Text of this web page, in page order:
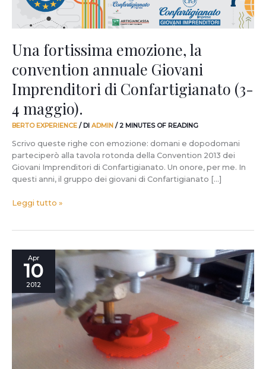
Una fortissima emozione, la
convention annuale Giovani
Imprenditori di Confartigianato (3-
4 maggio).
BERTO EXPERIENCE / DI ADMIN /2 MINUTES OF READING
Scrivo queste righe con emozione: domani e dopodomani
parteciperò alla tavola rotonda della Convention 2013 dei
Giovani Imprenditori di Confartigianato. Un onore, per me. In
questi anni, il gruppo dei giovani di Confartigianato […]
Confartigianato
4
Leggi tutto »
Apr
10
2012
giorni
FuoriSalone.